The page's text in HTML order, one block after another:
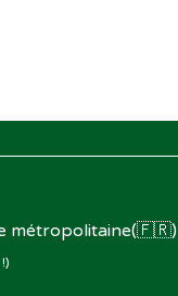
métropolitaine(🇫🇷)